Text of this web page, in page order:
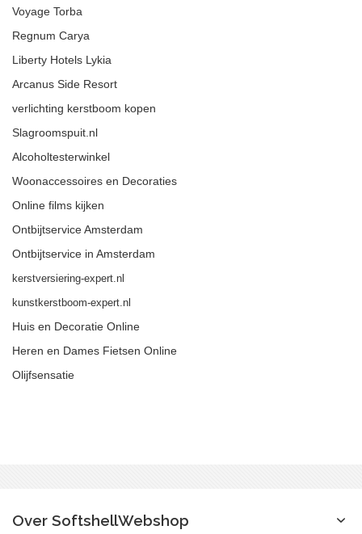
Voyage Torba
Regnum Carya
Liberty Hotels Lykia
Arcanus Side Resort
verlichting kerstboom kopen
Slagroomspuit.nl
Alcoholtesterwinkel
Woonaccessoires en Decoraties
Online films kijken
Ontbijtservice Amsterdam
Ontbijtservice in Amsterdam
kerstversiering-expert.nl
kunstkerstboom-expert.nl
Huis en Decoratie Online
Heren en Dames Fietsen Online
Olijfsensatie
Over SoftshellWebshop